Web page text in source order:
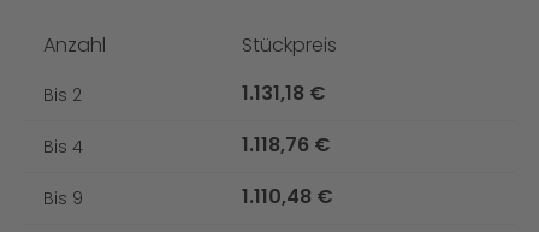
Anzahl Stückpreis
Bis 2 1.131,18 €
Bis 4 1.118,76 €
Bis 9 1.110,48 €